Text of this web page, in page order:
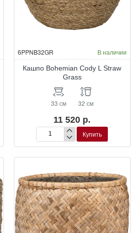
6PPNB32GR В наличии
Кашпо Bohemian Cody L Straw
Grass
33 см 32 см
11 520 р.
Кашпо
Bohemian
Cody
Straw
Grass
Купить